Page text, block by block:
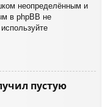
неопределённым и
в phpBB не
пустую